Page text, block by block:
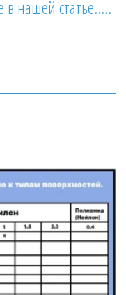
нашей статье.....